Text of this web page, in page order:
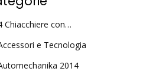
Chiacchiere con…
e Tecnologia
2014